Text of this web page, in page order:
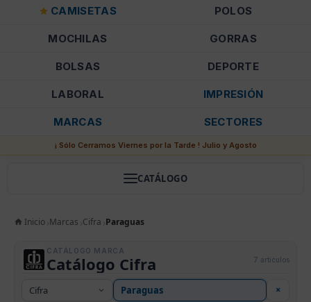
CAMISETAS POLOS
MOCHILAS GORRAS
BOLSAS DEPORTE
LABORAL IMPRESIÓN
MARCAS SECTORES
¡ Sólo Cerramos Viernes por la Tarde ! Julio y Agosto
CATÁLOGO
Inicio Marcas Cifra Paraguas
CATÁLOGO MARCA
Catálogo Cifra
×
7 artículos